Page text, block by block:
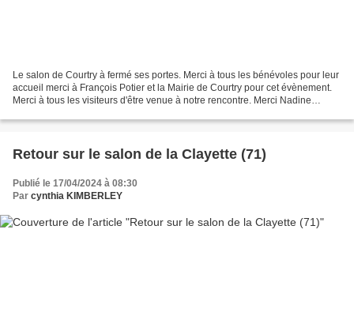
Le salon de Courtry à fermé ses portes. Merci à tous les bénévoles pour leur
accueil merci à François Potier et la Mairie de Courtry pour cet évènement.
Merci à tous les visiteurs d'être venue à notre rencontre. Merci Nadine
Retour sur le salon de la Clayette (71)
Publié le 17/04/2024 à 08:30
Par cynthia KIMBERLEY